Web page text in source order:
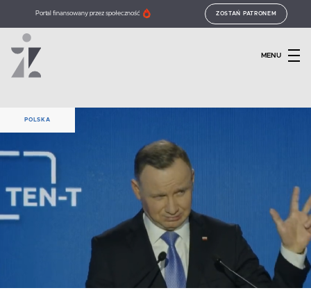
Portal finansowany przez społeczność ZOSTAŃ PATRONEM
MENU
POLSKA